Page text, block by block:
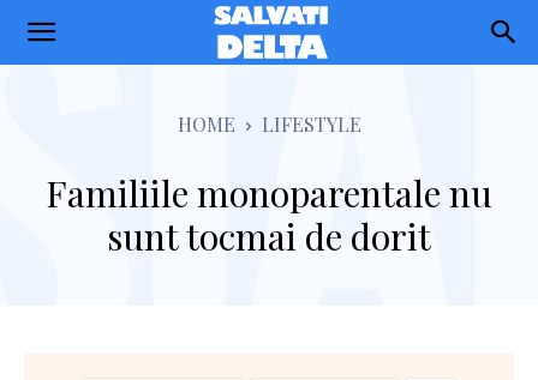
Salvati
HOME LIFESTYLE
Familiile monoparentale nu
sunt tocmai de dorit